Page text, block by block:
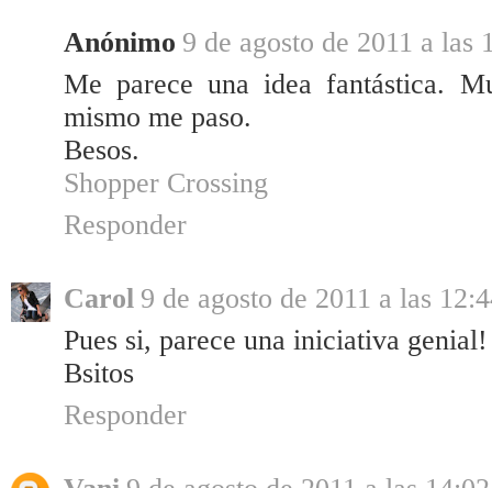
Anónimo 9 de agosto de 2011 a las
Me parece una idea fantástica.
mismo me paso.
Besos.
Shopper Crossing
Responder
Carol 9 de agosto de 2011 a las
Pues si, parece una iniciativa genial!
Bsitos
Responder